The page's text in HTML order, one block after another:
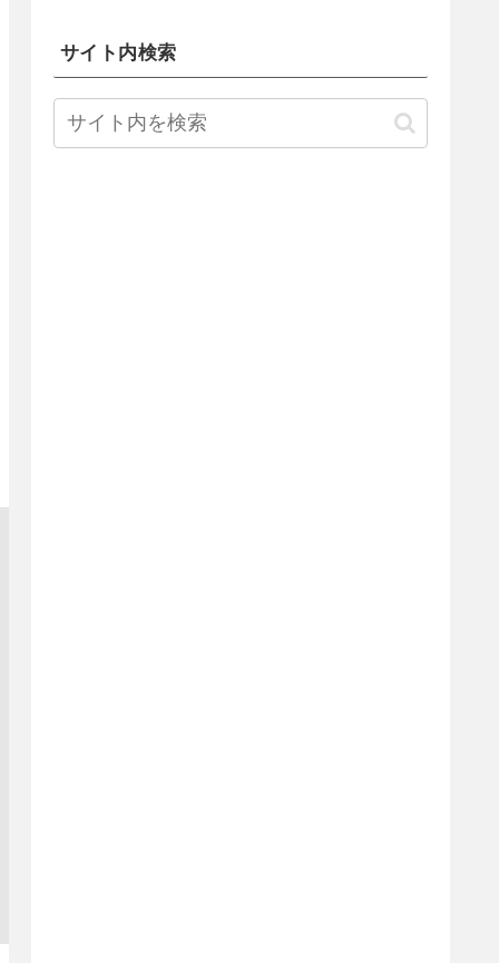
サイト内検索